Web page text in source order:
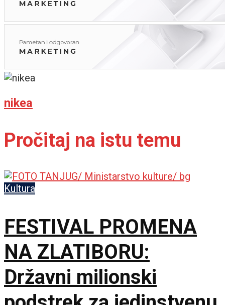
nikea
Pročitaj na istu temu
Kultura
FESTIVAL PROMENA
NA ZLATIBORU:
Državni milionski